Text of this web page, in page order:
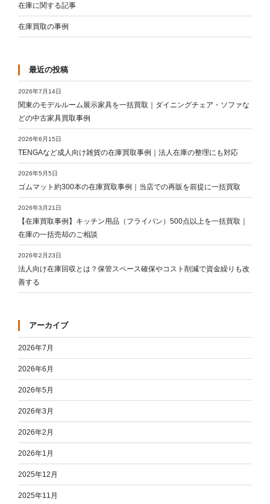
在庫に関する記事
在庫買取の事例
最近の投稿
関東のモデルルーム展示家具を一括買取｜ダイニングチェア・ソファな
どの中古家具買取事例
2026年7月14日
TENGAなど成人向け雑貨の在庫買取事例｜法人在庫の整理にも対応
2026年6月15日
ゴムマット約300本の在庫買取事例｜当店での再販を前提に一括買取
2026年5月5日
【在庫買取事例】キッチン用品（フライパン）500点以上を一括買取｜
在庫の一括売却のご相談
2026年3月21日
法人向け在庫回収とは？保管スペース確保やコスト削減で資金繰りも改
善する
2026年2月23日
アーカイブ
2026年7月
2026年6月
2026年5月
2026年3月
2026年2月
2026年1月
2025年12月
2025年11月